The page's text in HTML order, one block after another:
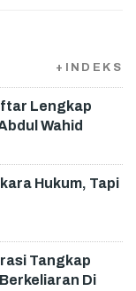
+INDEKS
Lengkap
Wahid
Hukum, Tapi
Tangkap
Di